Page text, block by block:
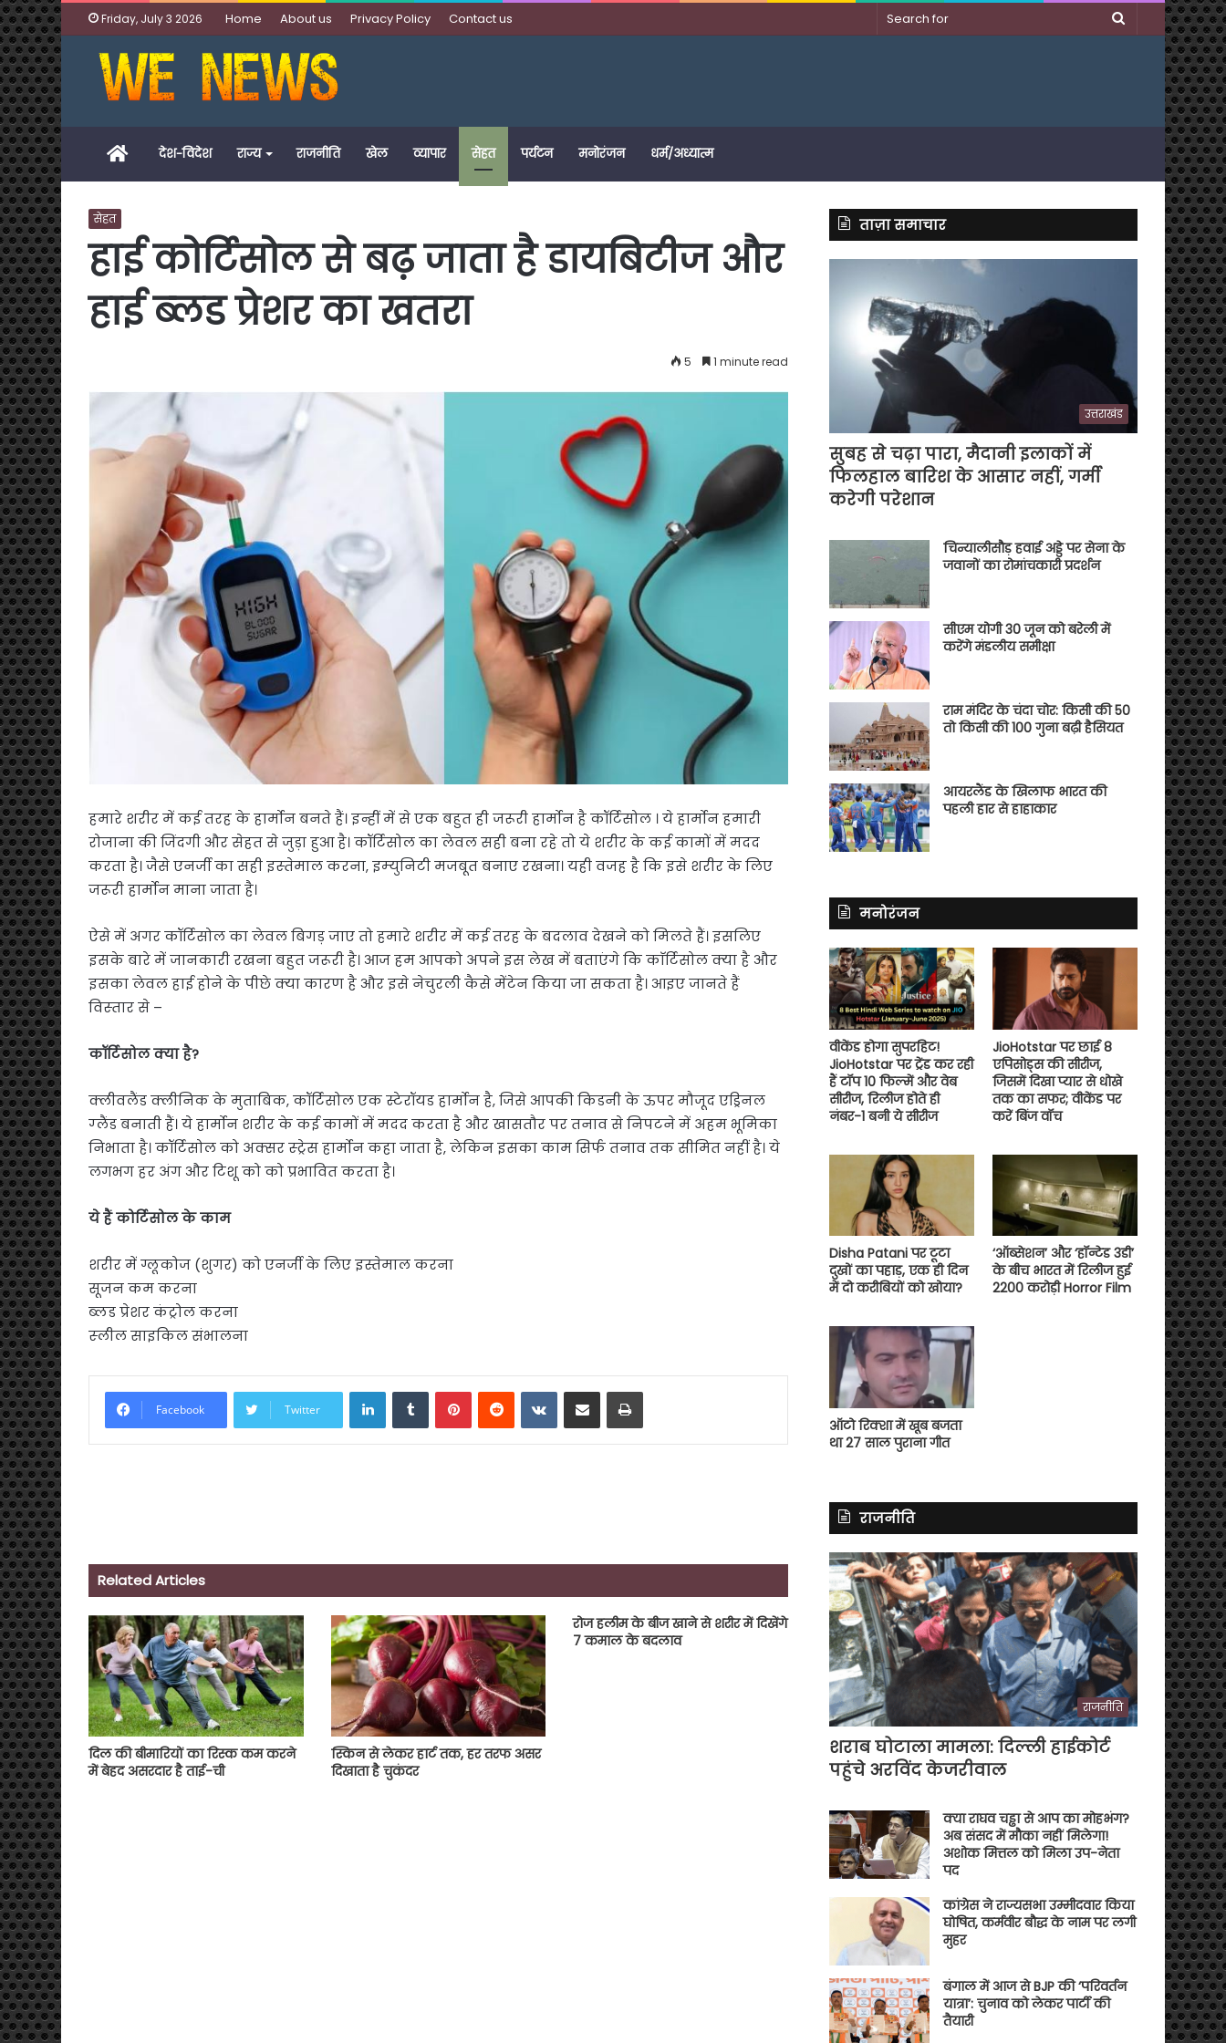
Friday, July 3 2026 Home About us Privacy Policy Contact us
Search
Homeदेश-विदेश राज्य राजनीति खेल व्यापार सेहत पर्यटन मनोरंजन धर्म/अध्यात्म
सेहत
हाई कोर्टिसोल से बढ़ जाता है डायबिटीज और
हाई ब्‍लड प्रेशर का खतरा
5 1 minute read
हमारे शरीर में कई तरह के हार्मोन बनते हैं। इन्हीं में से एक बहुत ही जरूरी हार्मोन है कॉर्टिसोल । ये हार्मोन हमारी
रोजाना की ज‍िंदगी और सेहत से जुड़ा हुआ है। कॉर्टिसोल का लेवल सही बना रहे तो ये शरीर के कई कामों में मदद
करता है। जैसे एनर्जी का सही इस्‍तेमाल करना, इम्‍युन‍िटी मजबूत बनाए रखना। यही वजह है कि इसे शरीर के लिए
जरूरी हार्मोन माना जाता है।
ऐसे में अगर कॉर्टिसोल का लेवल बिगड़ जाए तो हमारे शरीर में कई तरह के बदलाव देखने को म‍िलते हैं। इसलिए
इसके बारे में जानकारी रखना बहुत जरूरी है। आज हम आपको अपने इस लेख में बताएंगे क‍ि काॅर्टिसोल क्‍या है और
इसका लेवल हाई होने के पीछे क्‍या कारण है और इसे नेचुरली कैसे मेंटेन क‍िया जा सकता है। आइए जानते हैं
व‍िस्‍तार से –
कॉर्टिसोल क्या है?
क्‍लीवलैंड क्‍लीन‍िक के मुताब‍िक, कॉर्टिसोल एक स्टेरॉयड हार्मोन है, जिसे आपकी किडनी के ऊपर मौजूद एड्रिनल
ग्‍लैंड बनाती हैं। ये हार्मोन शरीर के कई कामों में मदद करता है और खासतौर पर तनाव से निपटने में अहम भूमिका
निभाता है। कॉर्टिसोल को अक्सर स्ट्रेस हार्मोन कहा जाता है, लेकिन इसका काम सिर्फ तनाव तक सीमित नहीं है। ये
लगभग हर अंग और ट‍िशू को को प्रभावित करता है।
ये हैं कोर्टिसोल के काम
शरीर में ग्लूकोज (शुगर) को एनर्जी के लिए इस्तेमाल करना
सूजन कम करना
ब्लड प्रेशर कंट्रोल करना
स्‍लील साइक‍िल संभालना
Facebook Twitter
LinkedInTumblrPinterestReddit VKontakte
Share via Email Print
Related Articles
दिल की बीमारियों का रिस्क कम करने
में बेहद असरदार है ताई-ची
स्किन से लेकर हार्ट तक, हर तरफ असर
दिखाता है चुकंदर
रोज हलीम के बीज खाने से शरीर में दिखेंगे
7 कमाल के बदलाव
ताज़ा समाचार
उत्तराखंड
सुबह से चढ़ा पारा, मैदानी इलाकों में
फिलहाल बारिश के आसार नहीं, गर्मी
करेगी परेशान
चिन्यालीसौड़ हवाई अड्डे पर सेना के
जवानों का रोमांचकारी प्रदर्शन
सीएम योगी 30 जून को बरेली में
करेंगे मंडलीय समीक्षा
राम मंदिर के चंदा चोर: किसी की 50
तो किसी की 100 गुना बढ़ी हैसियत
आयरलैंड के खिलाफ भारत की
पहली हार से हाहाकार
मनोरंजन
वीकेंड होगा सुपरहिट!
JioHotstar पर ट्रेंड कर रही
हैं टॉप 10 फिल्में और वेब
सीरीज, रिलीज होते ही
नंबर-1 बनी ये सीरीज
JioHotstar पर छाई 8
एपिसोड्स की सीरीज,
जिसमें दिखा प्यार से धोखे
तक का सफर; वीकेंड पर
करें बिंज वॉच
Disha Patani पर टूटा
दुखों का पहाड़, एक ही दिन
में दो करीबियों को खोया?
‘ऑब्सेशन’ और ‘हॉन्टेड 3डी’
के बीच भारत में रिलीज हुई
2200 करोड़ी Horror Film
ऑटो रिक्शा में खूब बजता
था 27 साल पुराना गीत
राजनीति
राजनीति
शराब घोटाला मामला: दिल्ली हाईकोर्ट
पहुंचे अरविंद केजरीवाल
क्या राघव चड्ढा से आप का मोहभंग?
अब संसद में मौका नहीं मिलेगा!
अशोक मित्तल को मिला उप-नेता
पद
कांग्रेस ने राज्यसभा उम्मीदवार किया
घोषित, कर्मवीर बौद्ध के नाम पर लगी
मुहर
बंगाल में आज से BJP की ‘परिवर्तन
यात्रा’: चुनाव को लेकर पार्टी की
तैयारी